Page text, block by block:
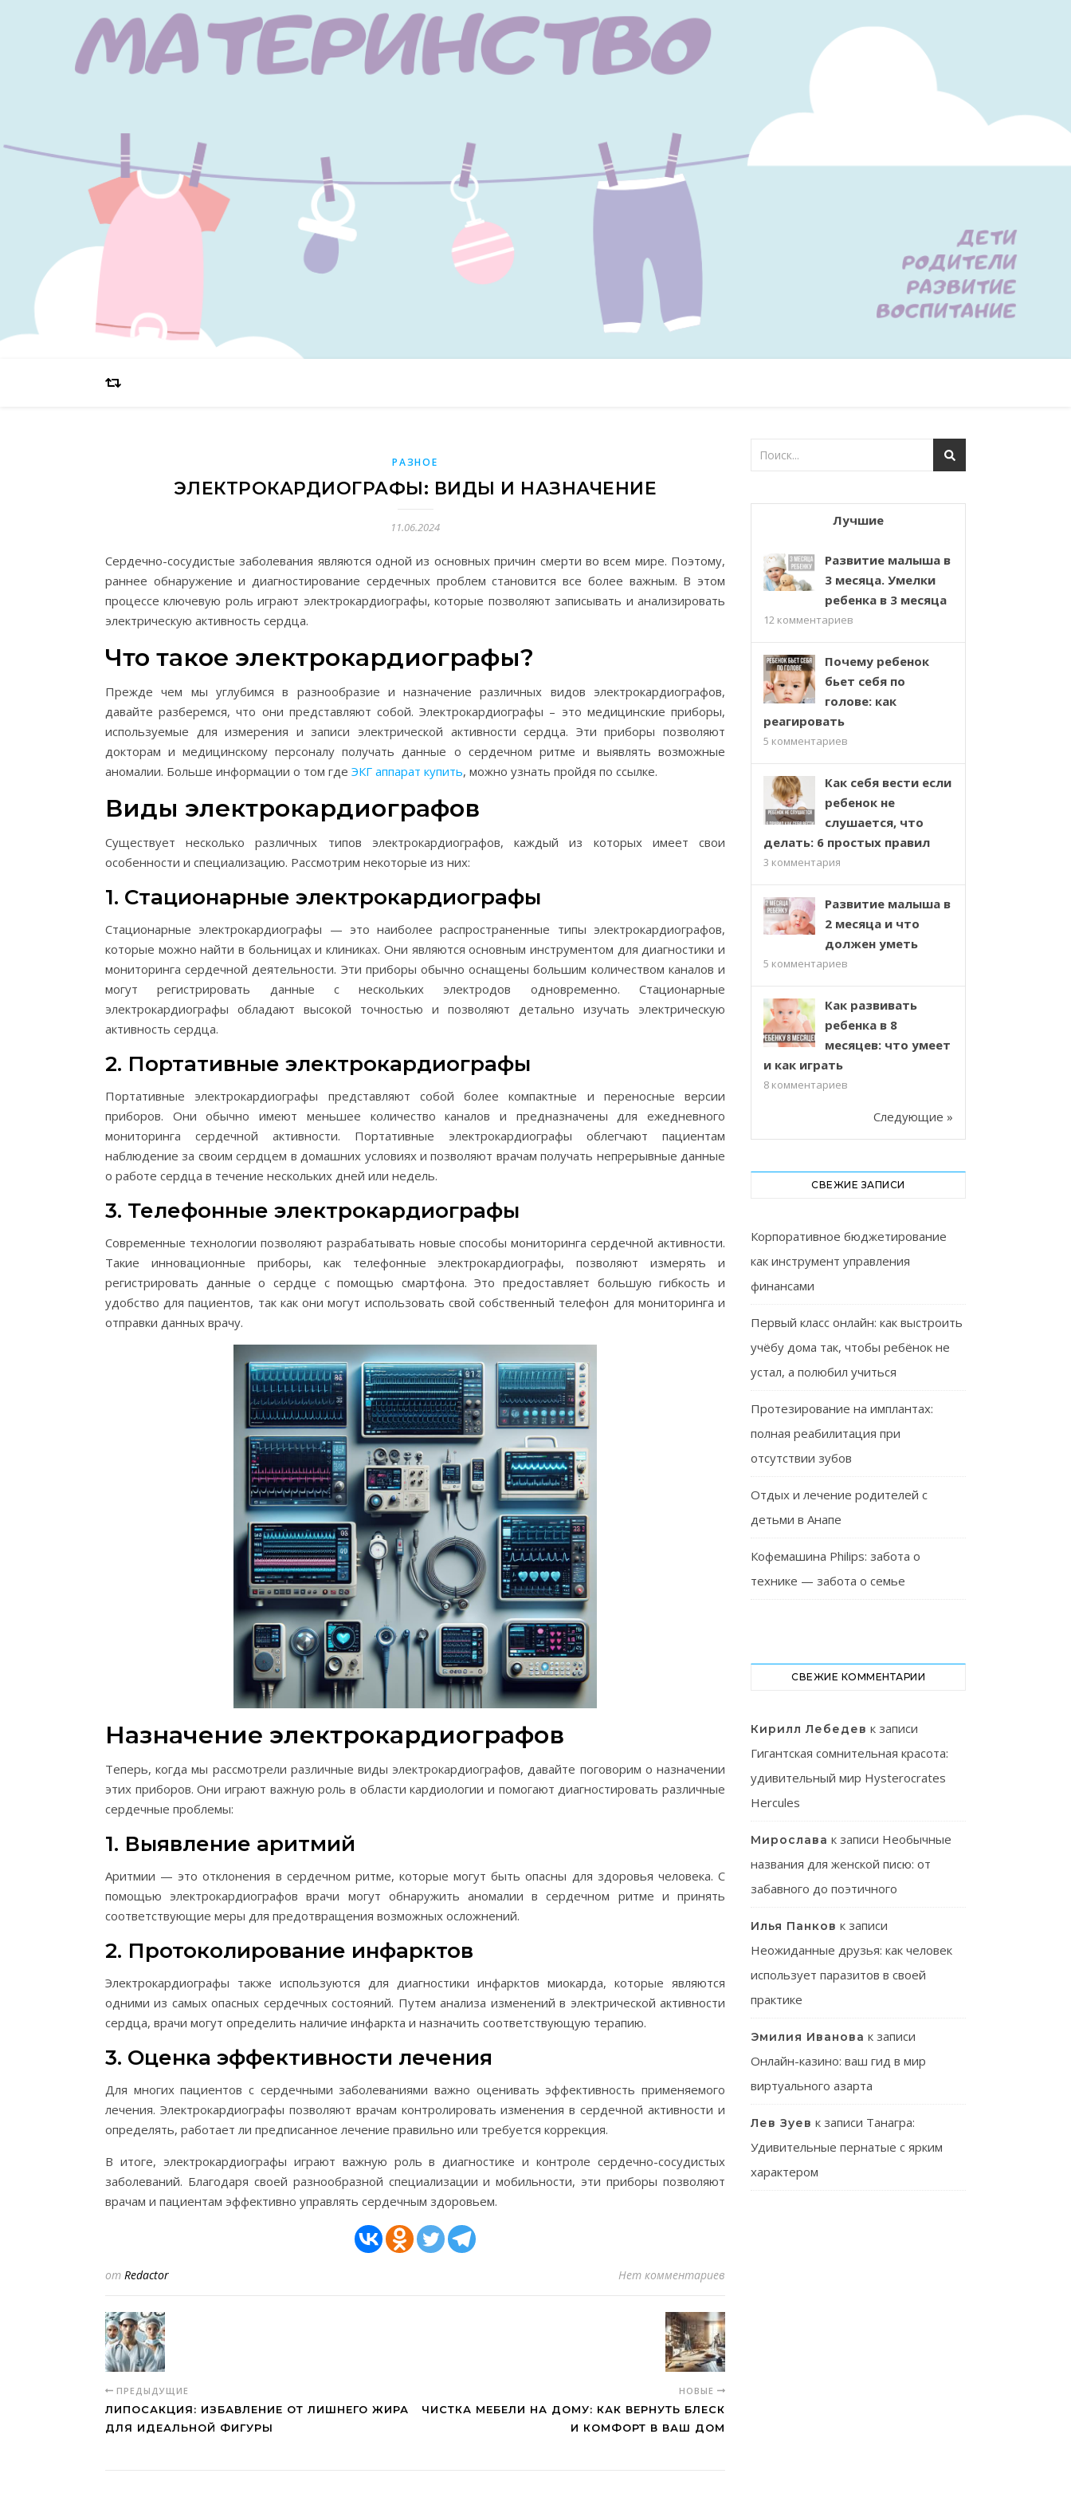
РАЗНОЕ
ЭЛЕКТРОКАРДИОГРАФЫ: ВИДЫ И НАЗНАЧЕНИЕ
11.06.2024
Сердечно-сосудистые заболевания являются одной из основных причин смерти во всем мире. Поэтому,
раннее обнаружение и диагностирование сердечных проблем становится все более важным. В этом
процессе ключевую роль играют электрокардиографы, которые позволяют записывать и анализировать
электрическую активность сердца.
Что такое электрокардиографы?
Прежде чем мы углубимся в разнообразие и назначение различных видов электрокардиографов,
давайте разберемся, что они представляют собой. Электрокардиографы – это медицинские приборы,
используемые для измерения и записи электрической активности сердца. Эти приборы позволяют
докторам и медицинскому персоналу получать данные о сердечном ритме и выявлять возможные
аномалии. Больше информации о том где ЭКГ аппарат купить, можно узнать пройдя по ссылке.
Виды электрокардиографов
Существует несколько различных типов электрокардиографов, каждый из которых имеет свои
особенности и специализацию. Рассмотрим некоторые из них:
1. Стационарные электрокардиографы
Стационарные электрокардиографы — это наиболее распространенные типы электрокардиографов,
которые можно найти в больницах и клиниках. Они являются основным инструментом для диагностики и
мониторинга сердечной деятельности. Эти приборы обычно оснащены большим количеством каналов и
могут регистрировать данные с нескольких электродов одновременно. Стационарные
электрокардиографы обладают высокой точностью и позволяют детально изучать электрическую
активность сердца.
2. Портативные электрокардиографы
Портативные электрокардиографы представляют собой более компактные и переносные версии
приборов. Они обычно имеют меньшее количество каналов и предназначены для ежедневного
мониторинга сердечной активности. Портативные электрокардиографы облегчают пациентам
наблюдение за своим сердцем в домашних условиях и позволяют врачам получать непрерывные данные
о работе сердца в течение нескольких дней или недель.
3. Телефонные электрокардиографы
Современные технологии позволяют разрабатывать новые способы мониторинга сердечной активности.
Такие инновационные приборы, как телефонные электрокардиографы, позволяют измерять и
регистрировать данные о сердце с помощью смартфона. Это предоставляет большую гибкость и
удобство для пациентов, так как они могут использовать свой собственный телефон для мониторинга и
отправки данных врачу.
Назначение электрокардиографов
Теперь, когда мы рассмотрели различные виды электрокардиографов, давайте поговорим о назначении
этих приборов. Они играют важную роль в области кардиологии и помогают диагностировать различные
сердечные проблемы:
1. Выявление аритмий
Аритмии — это отклонения в сердечном ритме, которые могут быть опасны для здоровья человека. С
помощью электрокардиографов врачи могут обнаружить аномалии в сердечном ритме и принять
соответствующие меры для предотвращения возможных осложнений.
2. Протоколирование инфарктов
Электрокардиографы также используются для диагностики инфарктов миокарда, которые являются
одними из самых опасных сердечных состояний. Путем анализа изменений в электрической активности
сердца, врачи могут определить наличие инфаркта и назначить соответствующую терапию.
3. Оценка эффективности лечения
Для многих пациентов с сердечными заболеваниями важно оценивать эффективность применяемого
лечения. Электрокардиографы позволяют врачам контролировать изменения в сердечной активности и
определять, работает ли предписанное лечение правильно или требуется коррекция.
В итоге, электрокардиографы играют важную роль в диагностике и контроле сердечно-сосудистых
заболеваний. Благодаря своей разнообразной специализации и мобильности, эти приборы позволяют
врачам и пациентам эффективно управлять сердечным здоровьем.
от Redactor Нет комментариев
ПРЕДЫДУЩИЕ
ЛИПОСАКЦИЯ: ИЗБАВЛЕНИЕ ОТ ЛИШНЕГО ЖИРА
ДЛЯ ИДЕАЛЬНОЙ ФИГУРЫ
НОВЫЕ
ЧИСТКА МЕБЕЛИ НА ДОМУ: КАК ВЕРНУТЬ БЛЕСК
И КОМФОРТ В ВАШ ДОМ
Лучшие
Развитие малыша в
3 месяца. Умелки
ребенка в 3 месяца
12 комментариев
Почему ребенок
бьет себя по
голове: как
реагировать
5 комментариев
Как себя вести если
ребенок не
слушается, что
делать: 6 простых правил
3 комментария
Развитие малыша в
2 месяца и что
должен уметь
5 комментариев
Как развивать
ребенка в 8
месяцев: что умеет
и как играть
8 комментариев
Следующие »
СВЕЖИЕ ЗАПИСИ
Корпоративное бюджетирование
как инструмент управления
финансами
Первый класс онлайн: как выстроить
учёбу дома так, чтобы ребёнок не
устал, а полюбил учиться
Протезирование на имплантах:
полная реабилитация при
отсутствии зубов
Отдых и лечение родителей с
детьми в Анапе
Кофемашина Philips: забота о
технике — забота о семье
СВЕЖИЕ КОММЕНТАРИИ
Кирилл Лебедев к записи
Гигантская сомнительная красота:
удивительный мир Hysterocrates
Hercules
Мирослава к записи Необычные
названия для женской писю: от
забавного до поэтичного
Илья Панков к записи
Неожиданные друзья: как человек
использует паразитов в своей
практике
Эмилия Иванова к записи
Онлайн-казино: ваш гид в мир
виртуального азарта
Лев Зуев к записи Танагра:
Удивительные пернатые с ярким
характером